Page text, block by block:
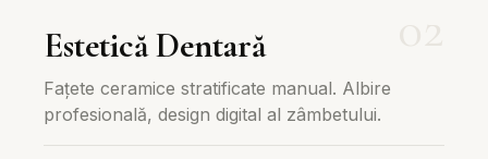
Estetică Dentară
Fațete ceramice stratificate manual. Albire
profesională, design digital al zâmbetului.